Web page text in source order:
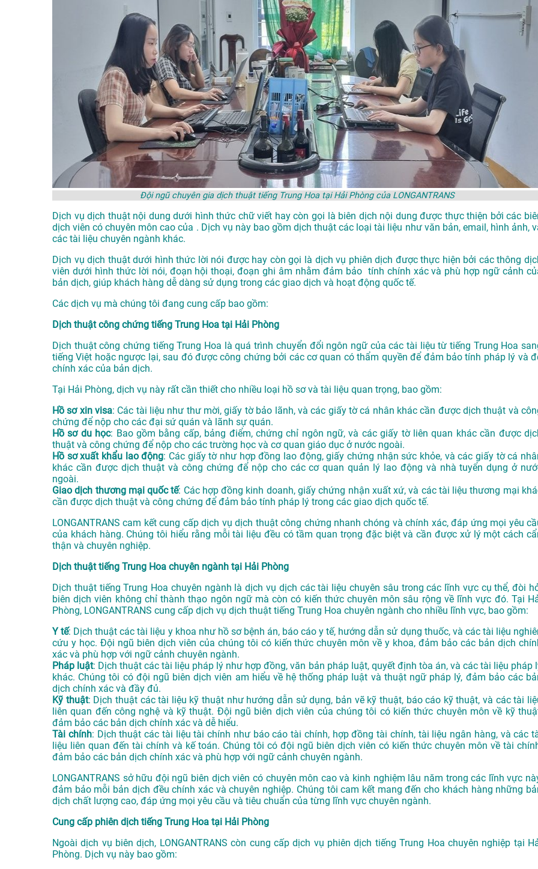
Đội ngũ chuyên gia dịch thuật tiếng Trung Hoa tại Hải Phòng của LONGANTRANS
Dịch vụ dịch thuật nội dung dưới hình thức chữ viết hay còn gọi là biên dịch nội dung được thực thiện bởi các
dịch viên có chuyên môn cao của . Dịch vụ này bao gồm dịch thuật các loại tài liệu như văn bản, email, hình ảnh,
các tài liệu chuyên ngành khác.
Dịch vụ dịch thuật dưới hình thức lời nói được hay còn gọi là dịch vụ phiên dịch được thực hiện bởi các thông
viên dưới hình thức lời nói, đoạn hội thoại, đoạn ghi âm nhằm đảm bảo tính chính xác và phù hợp ngữ cảnh
bản dịch, giúp khách hàng dễ dàng sử dụng trong các giao dịch và hoạt động quốc tế.
Các dịch vụ mà chúng tôi đang cung cấp bao gồm:
Dịch thuật công chứng tiếng Trung Hoa tại Hải Phòng
Dịch thuật công chứng tiếng Trung Hoa là quá trình chuyển đổi ngôn ngữ của các tài liệu từ tiếng Trung Hoa
tiếng Việt hoặc ngược lại, sau đó được công chứng bởi các cơ quan có thẩm quyền để đảm bảo tính pháp lý và
chính xác của bản dịch.
Tại Hải Phòng, dịch vụ này rất cần thiết cho nhiều loại hồ sơ và tài liệu quan trọng, bao gồm:
Hồ sơ xin visa: Các tài liệu như thư mời, giấy tờ bảo lãnh, và các giấy tờ cá nhân khác cần được dịch thuật và
chứng để nộp cho các đại sứ quán và lãnh sự quán.
Hồ sơ du học: Bao gồm bằng cấp, bảng điểm, chứng chỉ ngôn ngữ, và các giấy tờ liên quan khác cần được
thuật và công chứng để nộp cho các trường học và cơ quan giáo dục ở nước ngoài.
Hồ sơ xuất khẩu lao động: Các giấy tờ như hợp đồng lao động, giấy chứng nhận sức khỏe, và các giấy tờ cá
khác cần được dịch thuật và công chứng để nộp cho các cơ quan quản lý lao động và nhà tuyển dụng ở
ngoài.
Giao dịch thương mại quốc tế: Các hợp đồng kinh doanh, giấy chứng nhận xuất xứ, và các tài liệu thương mại
cần được dịch thuật và công chứng để đảm bảo tính pháp lý trong các giao dịch quốc tế.
LONGANTRANS cam kết cung cấp dịch vụ dịch thuật công chứng nhanh chóng và chính xác, đáp ứng mọi yêu
của khách hàng. Chúng tôi hiểu rằng mỗi tài liệu đều có tầm quan trọng đặc biệt và cần được xử lý một cách
thận và chuyên nghiệp.
Dịch thuật tiếng Trung Hoa chuyên ngành tại Hải Phòng
Dịch thuật tiếng Trung Hoa chuyên ngành là dịch vụ dịch các tài liệu chuyên sâu trong các lĩnh vực cụ thể, đòi
biên dịch viên không chỉ thành thạo ngôn ngữ mà còn có kiến thức chuyên môn sâu rộng về lĩnh vực đó. Tại
Phòng, LONGANTRANS cung cấp dịch vụ dịch thuật tiếng Trung Hoa chuyên ngành cho nhiều lĩnh vực, bao gồm:
Y tế: Dịch thuật các tài liệu y khoa như hồ sơ bệnh án, báo cáo y tế, hướng dẫn sử dụng thuốc, và các tài liệu
cứu y học. Đội ngũ biên dịch viên của chúng tôi có kiến thức chuyên môn về y khoa, đảm bảo các bản dịch
xác và phù hợp với ngữ cảnh chuyên ngành.
Pháp luật: Dịch thuật các tài liệu pháp lý như hợp đồng, văn bản pháp luật, quyết định tòa án, và các tài liệu pháp
khác. Chúng tôi có đội ngũ biên dịch viên am hiểu về hệ thống pháp luật và thuật ngữ pháp lý, đảm bảo các
dịch chính xác và đầy đủ.
Kỹ thuật: Dịch thuật các tài liệu kỹ thuật như hướng dẫn sử dụng, bản vẽ kỹ thuật, báo cáo kỹ thuật, và các tài
liên quan đến công nghệ và kỹ thuật. Đội ngũ biên dịch viên của chúng tôi có kiến thức chuyên môn về kỹ
đảm bảo các bản dịch chính xác và dễ hiểu.
Tài chính: Dịch thuật các tài liệu tài chính như báo cáo tài chính, hợp đồng tài chính, tài liệu ngân hàng, và các
liệu liên quan đến tài chính và kế toán. Chúng tôi có đội ngũ biên dịch viên có kiến thức chuyên môn về tài
đảm bảo các bản dịch chính xác và phù hợp với ngữ cảnh chuyên ngành.
LONGANTRANS sở hữu đội ngũ biên dịch viên có chuyên môn cao và kinh nghiệm lâu năm trong các lĩnh vực
đảm bảo mỗi bản dịch đều chính xác và chuyên nghiệp. Chúng tôi cam kết mang đến cho khách hàng những
dịch chất lượng cao, đáp ứng mọi yêu cầu và tiêu chuẩn của từng lĩnh vực chuyên ngành.
Cung cấp phiên dịch tiếng Trung Hoa tại Hải Phòng
Ngoài dịch vụ biên dịch, LONGANTRANS còn cung cấp dịch vụ phiên dịch tiếng Trung Hoa chuyên nghiệp tại
Phòng. Dịch vụ này bao gồm: